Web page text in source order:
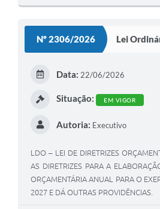
Nº 2306/2026 Lei
Data: 22/06/2026
Situação: EM VIGOR
Autoria: Executivo
LDO – LEI DE DIRETRIZES
AS DIRETRIZES PARA A
ORÇAMENTÁRIA ANUAL PARA O
2027 E DÁ OUTRAS PROVIDÊNCIAS.